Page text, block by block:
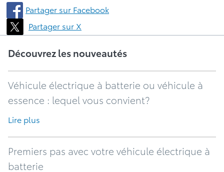
Partager sur Facebook
Partager sur X
Découvrez les nouveautés
Véhicule électrique à batterie ou véhicule à
essence : lequel vous convient?
Lire plus
Premiers pas avec votre véhicule électrique à
batterie